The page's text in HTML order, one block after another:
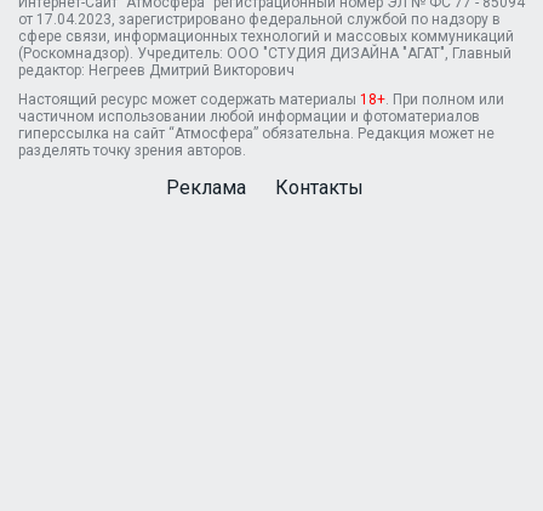
от 17.04.2023, зарегистрировано федеральной службой по надзору в
сфере связи, информационных технологий и массовых коммуникаций
(Роскомнадзор). Учредитель: ООО "СТУДИЯ ДИЗАЙНА "АГАТ", Главный
редактор: Негреев Дмитрий Викторович
Настоящий ресурс может содержать материалы 18+ . При полном или
частичном использовании любой информации и фотоматериалов
гиперссылка на сайт “Атмосфера” обязательна. Редакция может не
разделять точку зрения авторов.
Реклама Контакты